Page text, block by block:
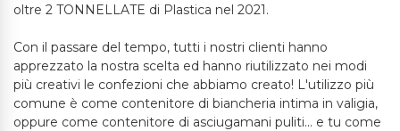
oltre 2 TONNELLATE di Plastica nel 2021.
Con il passare del tempo, tutti i nostri clienti hanno
apprezzato la nostra scelta ed hanno riutilizzato nei modi
più creativi le confezioni che abbiamo creato! L'utilizzo più
comune è come contenitore di biancheria intima in valigia,
oppure come contenitore di asciugamani puliti... e tu come